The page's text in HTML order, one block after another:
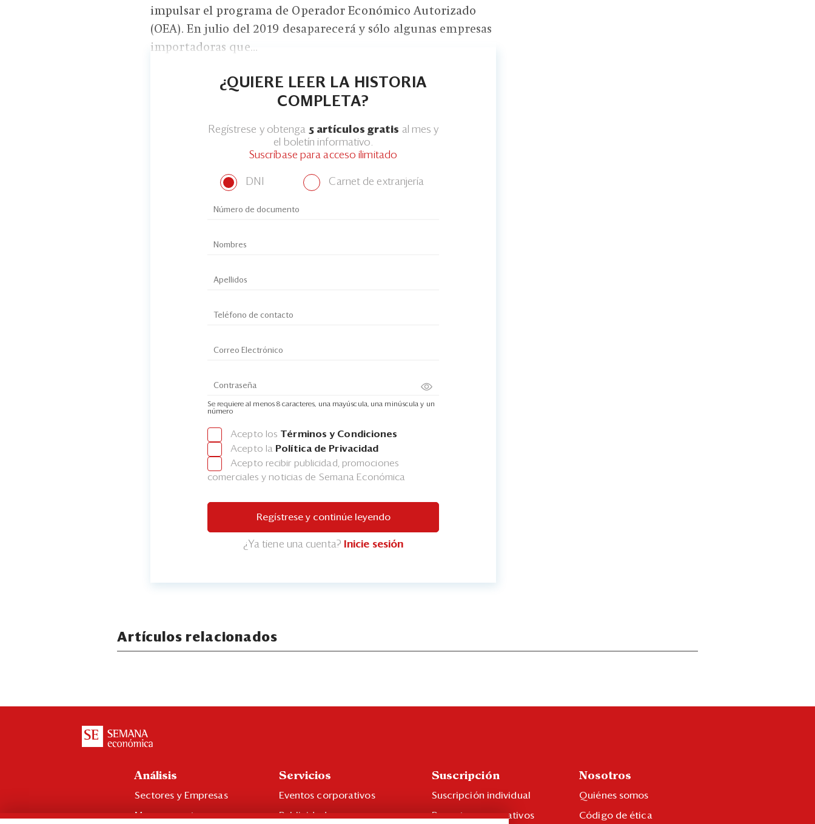
impulsar el programa de Operador Económico Autorizado
(OEA). En julio del 2019 desaparecerá y sólo algunas empresas
importadoras que...
¿QUIERE LEER LA HISTORIA
COMPLETA?
Regístrese y obtenga 5 artículos gratis al mes y
el boletín informativo.
Suscríbase para acceso ilimitado
DNI Carnet de extranjería
Se requiere al menos 8 caracteres, una mayúscula, una minúscula y un
número
Acepto los Términos y Condiciones
Acepto la Política de Privacidad
Acepto recibir publicidad, promociones
comerciales y noticias de Semana Económica
Regístrese y continúe leyendo
¿Ya tiene una cuenta? Inicie sesión
Artículos relacionados
Análisis
Sectores y Empresas
Management
Servicios
Eventos corporativos
Publicidad
Suscripción
Suscripción individual
Paquetes corporativos
Nosotros
Quiénes somos
Código de ética